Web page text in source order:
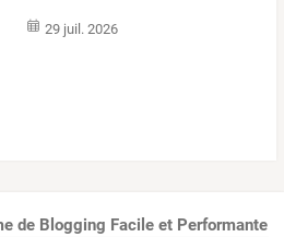
29 juil. 2026
de Blogging Facile et Performante